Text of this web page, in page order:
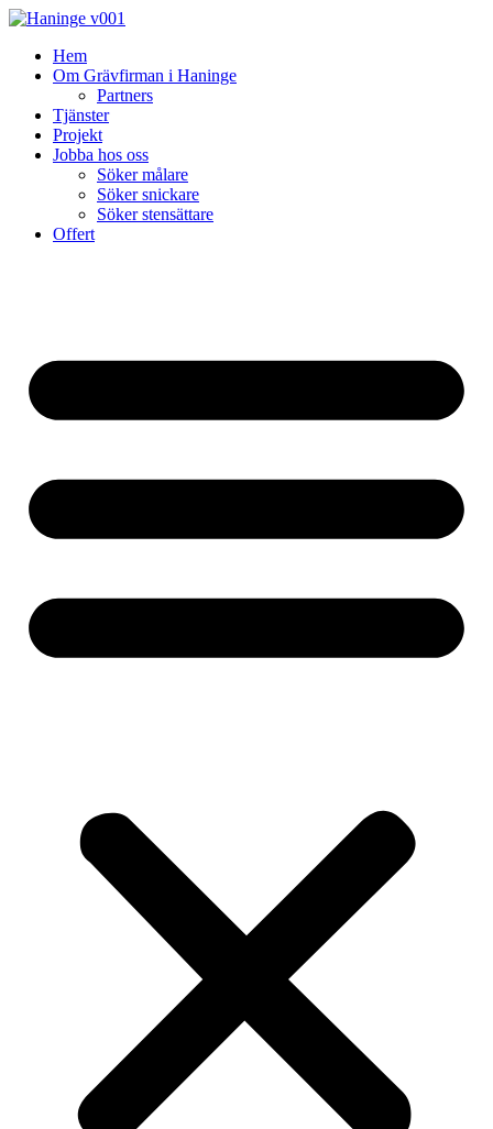
Skip
contentHem
Om Grävfirman i Haninge
Partners
Tjänster
Projekt
Jobba hos oss
Söker målare
Söker snickare
Söker stensättare
Offert